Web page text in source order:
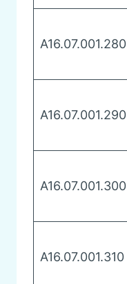
А16.07.001.280
А16.07.001.290
А16.07.001.300
А16.07.001.310